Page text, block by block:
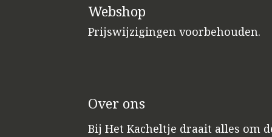
Webshop
Prijswijzigingen voorbehouden.
Over ons
Bij Het Kacheltje draait alles om